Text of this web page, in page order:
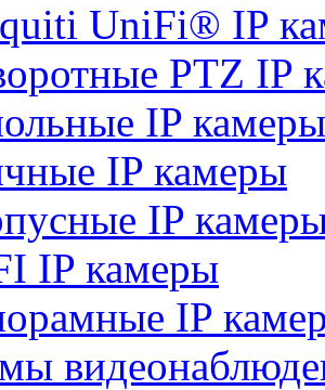
UniFi® IP
PTZ IP
IP камеры
IP камеры
IP
IP камеры
IP